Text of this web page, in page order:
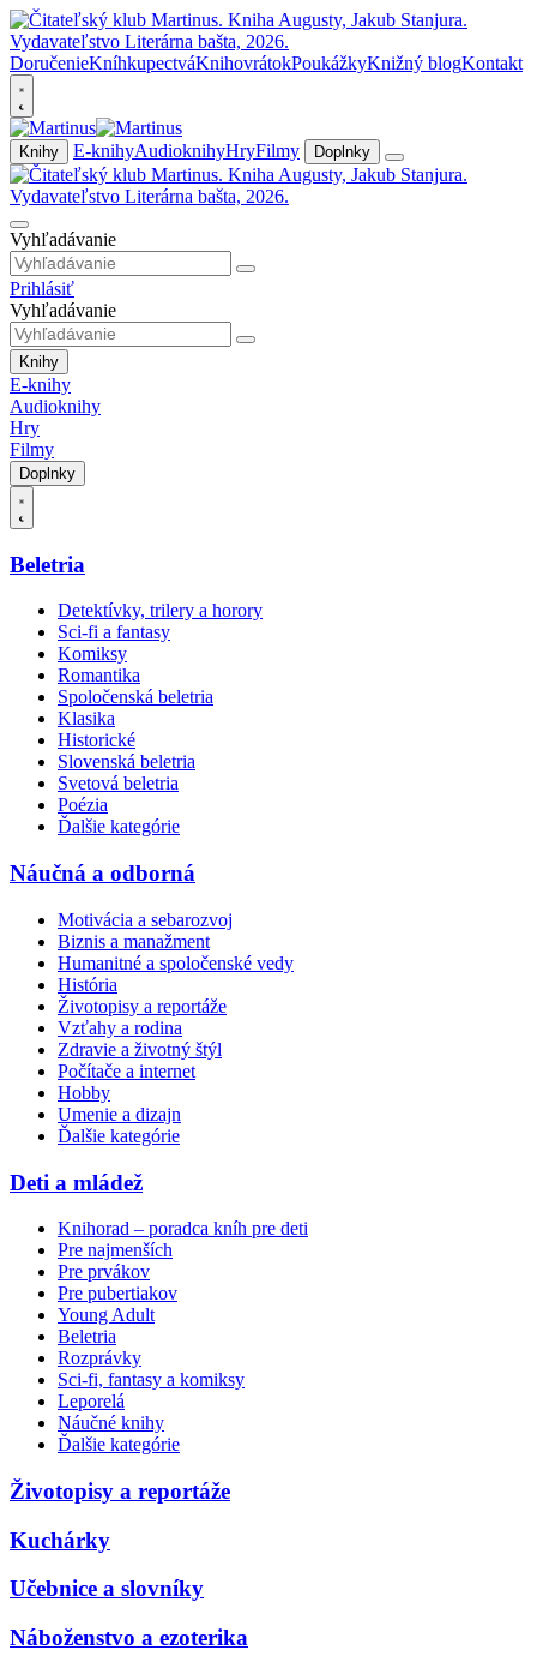
DoručenieKníhkupectváKnihovrátokPoukážkyKnižný blogKontakt
Knihy E-knihyAudioknihyHryFilmy Doplnky
Vyhľadávanie
Prihlásiť
Vyhľadávanie
Knihy
E-knihy
Audioknihy
Hry
Filmy
Doplnky
Beletria
Detektívky, trilery a horory
Sci-fi a fantasy
Komiksy
Romantika
Spoločenská beletria
Klasika
Historické
Slovenská beletria
Svetová beletria
Poézia
Ďalšie kategórie
Náučná a odborná
Motivácia a sebarozvoj
Biznis a manažment
Humanitné a spoločenské vedy
História
Životopisy a reportáže
Vzťahy a rodina
Zdravie a životný štýl
Počítače a internet
Hobby
Umenie a dizajn
Ďalšie kategórie
Deti a mládež
Knihorad – poradca kníh pre deti
Pre najmenších
Pre prvákov
Pre pubertiakov
Young Adult
Beletria
Rozprávky
Sci-fi, fantasy a komiksy
Leporelá
Náučné knihy
Ďalšie kategórie
Životopisy a reportáže
Kuchárky
Učebnice a slovníky
Náboženstvo a ezoterika